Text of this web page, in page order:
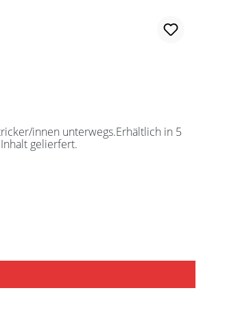
innen unterwegs.Erhältlich in 5
gelierfert.